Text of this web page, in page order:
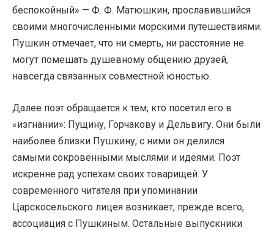
беспокойный» — Ф. Ф. Матюшкин, прославившийся
своими многочисленными морскими путешествиями.
Пушкин отмечает, что ни смерть, ни расстояние не
могут помешать душевному общению друзей,
навсегда связанных совместной юностью.
Далее поэт обращается к тем, кто посетил его в
«изгнании»: Пущину, Горчакову и Дельвигу. Они были
наиболее близки Пушкину, с ними он делился
самыми сокровенными мыслями и идеями. Поэт
искренне рад успехам своих товарищей. У
современного читателя при упоминании
Царскосельского лицея возникает, прежде всего,
ассоциация с Пушкиным. Остальные выпускники